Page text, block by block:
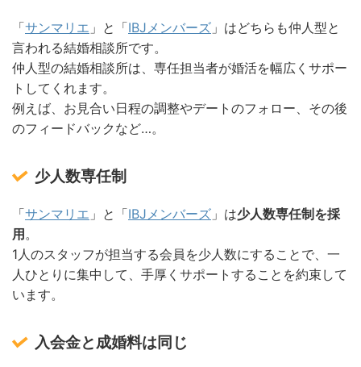
「サンマリエ 」と「IBJメンバーズ 」はどちらも仲人型と
言われる結婚相談所です。
仲人型の結婚相談所は、専任担当者が婚活を幅広くサポー
トしてくれます。
例えば、お見合い日程の調整やデートのフォロー、その後
のフィードバックなど…。
少人数専任制
「サンマリエ 」と「IBJメンバーズ 」は少人数専任制を採
用 。
1人のスタッフが担当する会員を少人数にすることで、一
人ひとりに集中して、手厚くサポートすることを約束して
います。
入会金と成婚料は同じ